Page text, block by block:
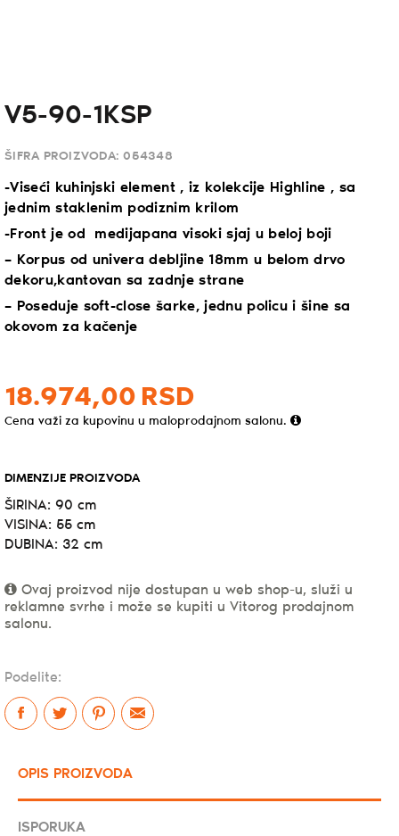
V5-90-1KSP
ŠIFRA PROIZVODA:054348
-Viseći kuhinjski element , iz kolekcije Highline , sa
jednim staklenim podiznim krilom
-Front je od medijapana visoki sjaj u beloj boji
– Korpus od univera debljine 18mm u belom drvo
dekoru,kantovan sa zadnje strane
– Poseduje soft-close šarke, jednu policu i šine sa
okovom za kačenje
18.974,00 RSD
Cena važi za kupovinu u maloprodajnom salonu.
DIMENZIJE PROIZVODA
ŠIRINA: 90 cm
VISINA: 55 cm
DUBINA: 32 cm
Ovaj proizvod nije dostupan u web shop-u, služi u
reklamne svrhe i može se kupiti u Vitorog prodajnom
salonu.
Podelite:
OPIS PROIZVODA
ISPORUKA